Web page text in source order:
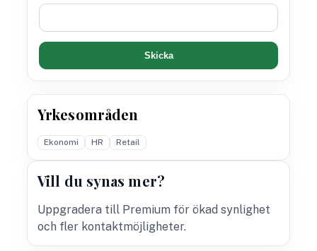
Skicka
Yrkesområden
Ekonomi HR Retail
Vill du synas mer?
Uppgradera till Premium för ökad synlighet
och fler kontaktmöjligheter.